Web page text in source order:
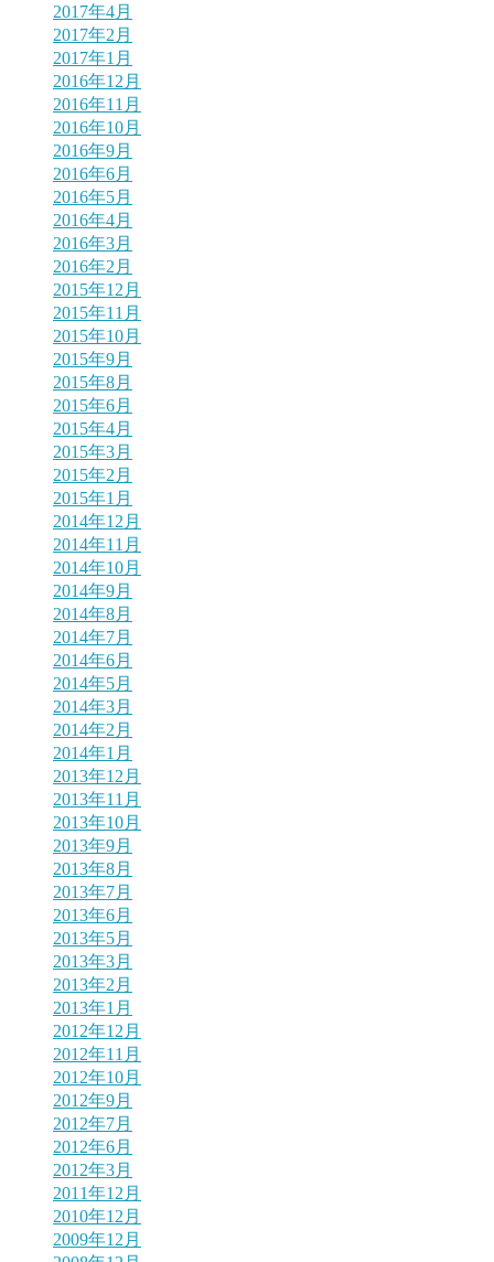
2017年4月
2017年2月
2017年1月
2016年12月
2016年11月
2016年10月
2016年9月
2016年6月
2016年5月
2016年4月
2016年3月
2016年2月
2015年12月
2015年11月
2015年10月
2015年9月
2015年8月
2015年6月
2015年4月
2015年3月
2015年2月
2015年1月
2014年12月
2014年11月
2014年10月
2014年9月
2014年8月
2014年7月
2014年6月
2014年5月
2014年3月
2014年2月
2014年1月
2013年12月
2013年11月
2013年10月
2013年9月
2013年8月
2013年7月
2013年6月
2013年5月
2013年3月
2013年2月
2013年1月
2012年12月
2012年11月
2012年10月
2012年9月
2012年7月
2012年6月
2012年3月
2011年12月
2010年12月
2009年12月